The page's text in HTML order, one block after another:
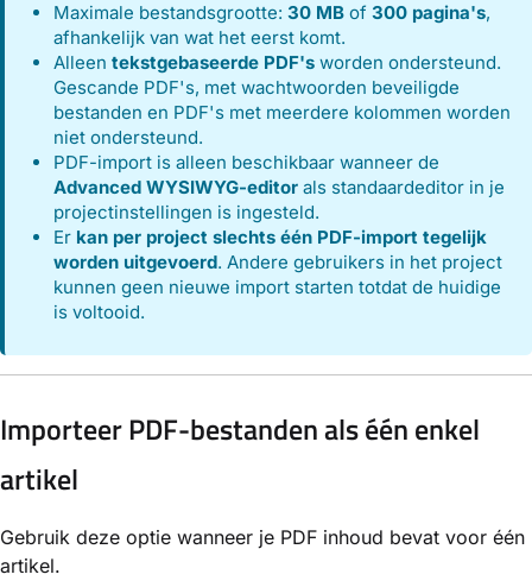
Maximale bestandsgrootte:30 MB of300 pagina's,
afhankelijk van wat het eerst komt.
Alleentekstgebaseerde PDF's worden ondersteund.
Gescande PDF's, met wachtwoorden beveiligde
bestanden en PDF's met meerdere kolommen worden
niet ondersteund.
PDF-import is alleen beschikbaar wanneer de
Advanced WYSIWYG-editor als standaardeditor in je
projectinstellingen is ingesteld.
Er kan per project slechts één PDF-import tegelijk
worden uitgevoerd. Andere gebruikers in het project
kunnen geen nieuwe import starten totdat de huidige
is voltooid.
Importeer PDF-bestanden als één enkel
artikel
Gebruik deze optie wanneer je PDF inhoud bevat voor één
artikel.